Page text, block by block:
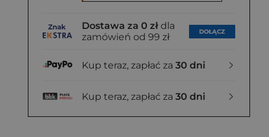
Dostawa za 0 zł dla
zamówień od 99 zł
DOŁĄCZ
Kup teraz, zapłać za 30 dni
Kup teraz, zapłać za 30 dni